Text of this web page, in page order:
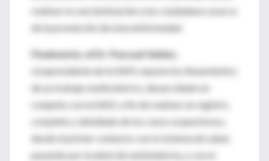
realizar la concientización a los ciudadanos acerca
de la prevención de esta enfermedad.
Finalmente, el Dr. Pascual Valdez
vicepresidente de la SAM, expone los lineamientos
de un trabajo multicéntrico, desarrollado en
conjunto con la SADI, a fin de realizar un registro
completo y detallado de los casos sospechosos,
desde el primer contacto con el sistema de salud,
pasando por la atención ambulatoria, y con el